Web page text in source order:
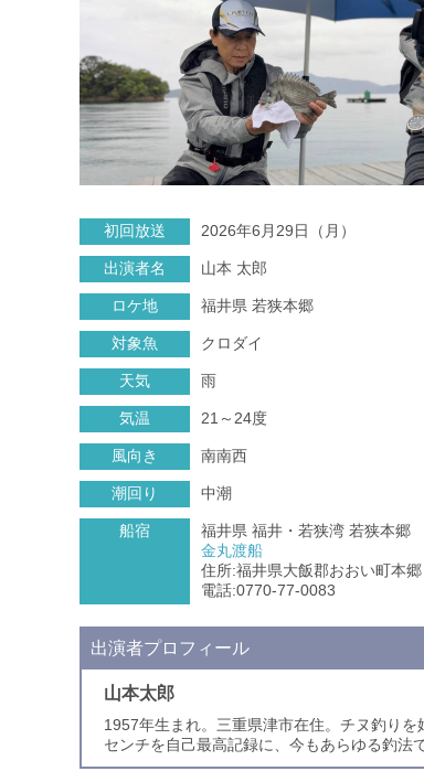
初回放送 2026年6月29日（月）
出演者名 山本 太郎
ロケ地 福井県 若狭本郷
対象魚 クロダイ
天気 雨
気温 21～24度
風向き 南南西
潮回り 中潮
船宿
福井県 福井・若狭湾 若狭本郷
金丸渡船
住所:福井県大飯郡おおい町本郷
電話:0770-77-0083
出演者プロフィール
山本太郎
1957年生まれ。三重県津市在住。チヌ釣り
センチを自己最高記録に、今もあらゆる釣法